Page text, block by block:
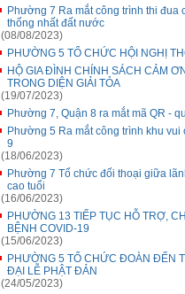
Phường 7 Ra mắt công trình thi
thống nhất đất nước
(08/08/2023)
PHƯỜNG 5 TỔ CHỨC HỘI NGHỊ
HỘ GIA ĐÌNH CHÍNH SÁCH CẢM
TRONG DIỆN GIẢI TỎA
(19/07/2023)
Phường 7, Quận 8 ra mắt mã QR -
Phường 5 Ra mắt công trình khu
9
(18/06/2023)
Phường 7 Tổ chức đối thoại giữa
cao tuổi
(16/06/2023)
PHƯỜNG 13 TIẾP TỤC HỖ TRỢ,
BỆNH COVID-19
(15/06/2023)
PHƯỜNG 5 TỔ CHỨC ĐOÀN ĐẾN
ĐẠI LỄ PHẬT ĐẢN
(24/05/2023)